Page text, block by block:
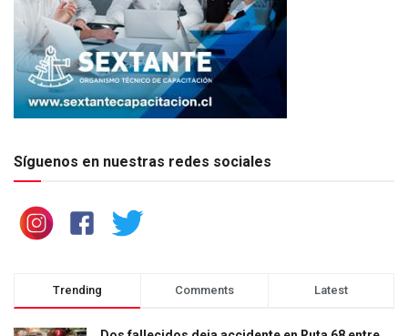
Síguenos en nuestras redes sociales
Trending Comments Latest